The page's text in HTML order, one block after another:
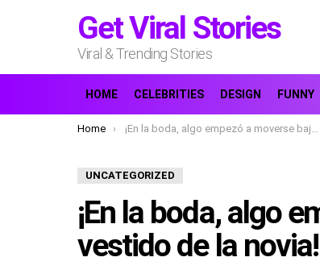
Get Viral Stories
Viral & Trending Stories
HOME CELEBRITIES DESIGN FUNNY
You are here:
Home ¡En la boda, algo empezó a moverse bajo el vestido de la novia! ¡El novio se puso pálido…!
UNCATEGORIZED
¡En la boda, algo
vestido de la